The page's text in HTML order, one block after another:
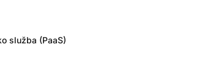
služba (PaaS)